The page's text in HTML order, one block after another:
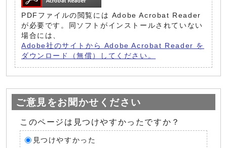
PDFファイルの閲覧には Adobe Acrobat Reader
が必要です。同ソフトがインストールされていない
場合には、
Adobe社のサイトから Adobe Acrobat Reader を
ダウンロード（無償）してください。
ご意見をお聞かせください
このページは見つけやすかったですか？
見つけやすかった